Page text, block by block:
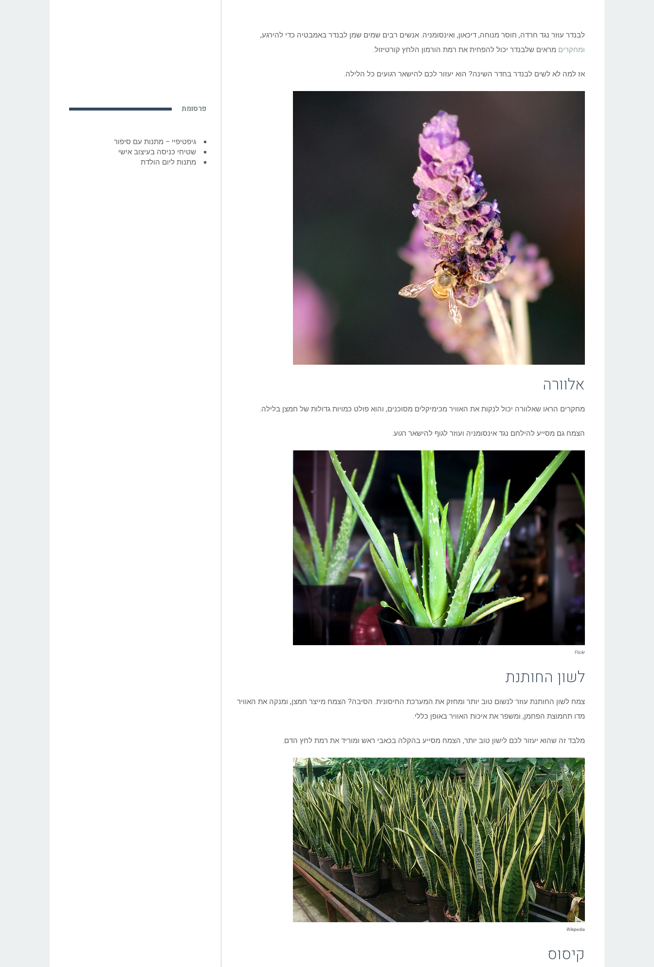
לבנדר עוזר נגד חרדה, חוסר מנוחה, דיכאון, ואינסומניה. אנשים רבים שמים שמן לבנדר באמבטיה כדי להירגע,
ומחקרים מראים שלבנדר יכול להפחית את רמת הורמון הלחץ קורטיזול.
אז למה לא לשים לבנדר בחדר השינה? הוא יעזור לכם להישאר רגועים כל הלילה.
אלוורה
מחקרים הראו שאלוורה יכול לנקות את האוויר מכימיקלים מסוכנים, והוא פולט כמויות גדולות של חמצן בלילה.
הצמח גם מסייע להילחם נגד אינסומניה ועוזר לגוף להישאר רגוע.
Flickr
לשון החותנת
צמח לשון החותנת עוזר לנשום טוב יותר ומחזק את המערכת החיסונית. הסיבה? הצמח מייצר חמצן, ומנקה את האוויר
מדו תחמוצת הפחמן, ומשפר את איכות האוויר באופן כללי.
מלבד זה שהוא יעזור לכם לישון טוב יותר, הצמח מסייע בהקלה בכאבי ראש ומוריד את רמת לחץ הדם.
Wikipedia
קיסוס
פרסומת
גיפטיפיי – מתנות עם סיפור
שטיחי כניסה בעיצוב אישי
מתנות ליום הולדת